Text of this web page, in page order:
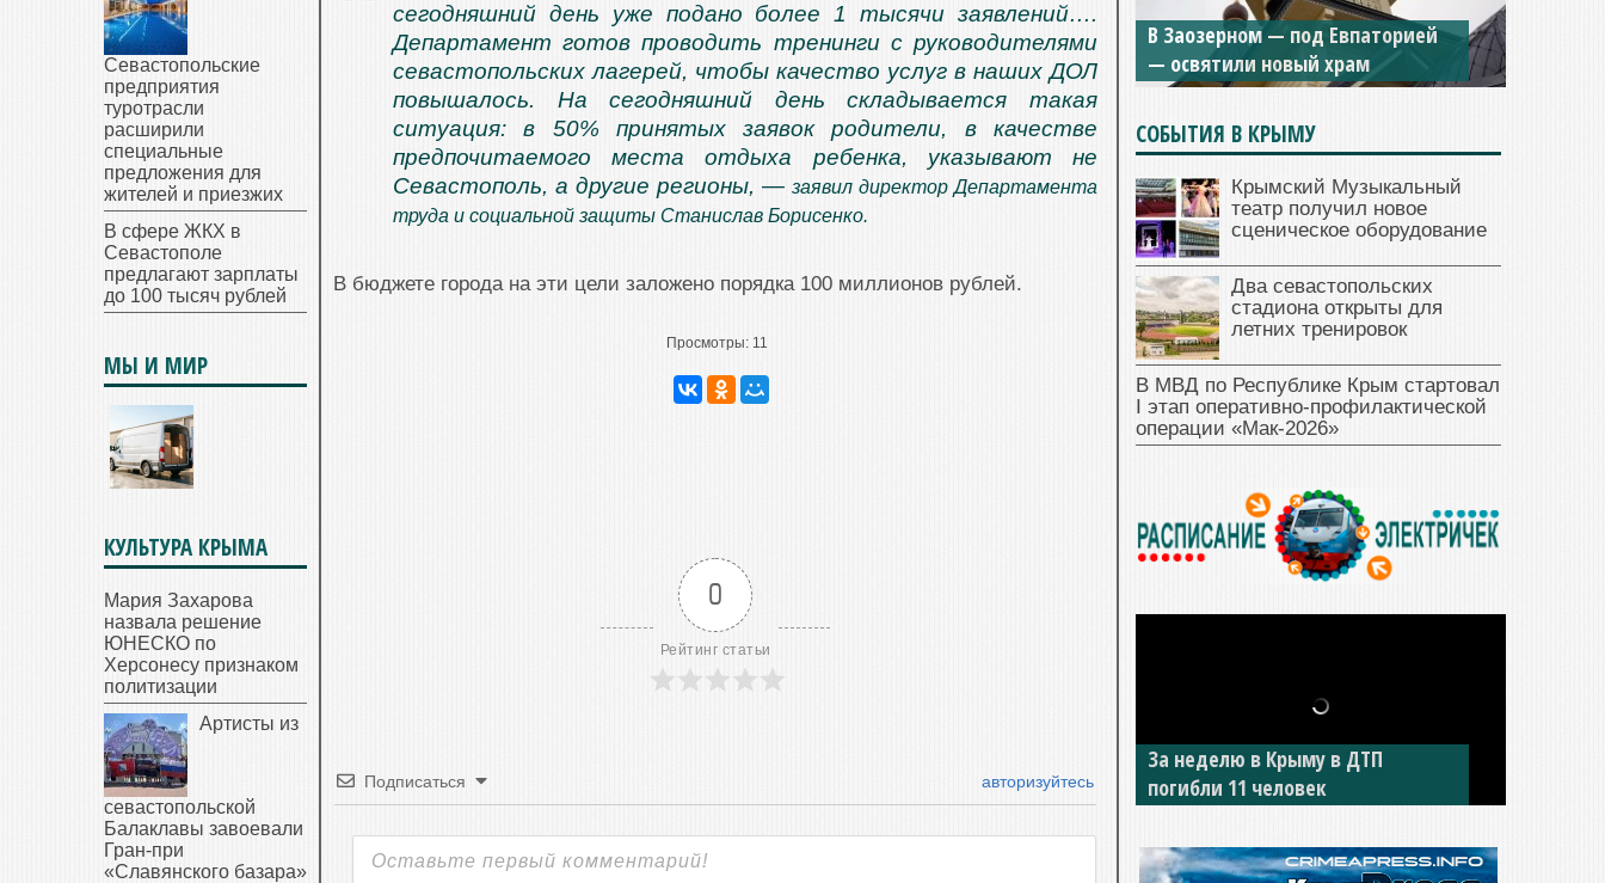
сегодняшний день уже подано более 1 тысячи заявлений….
Департамент готов проводить тренинги с руководителями
севастопольских лагерей, чтобы качество услуг в наших ДОЛ
повышалось. На сегодняшний день складывается такая
ситуация: в 50% принятых заявок родители, в качестве
предпочитаемого места отдыха ребенка, указывают не
Севастополь, а другие регионы, — заявил директор Департамента
труда и социальной защиты Станислав Борисенко.
В бюджете города на эти цели заложено порядка 100 миллионов рублей.
Просмотры: 11
0
Рейтинг статьи
Подписаться авторизуйтесь
Севастопольские
предприятия
туротрасли
расширили
специальные
предложения для
жителей и приезжих
В сфере ЖКХ в
Севастополе
предлагают зарплаты
до 100 тысяч рублей
МЫ И МИР
КУЛЬТУРА КРЫМА
Мария Захарова
назвала решение
ЮНЕСКО по
Херсонесу признаком
политизации
Артисты из
севастопольской
Балаклавы завоевали
Гран-при
«Славянского базара»
В Заозерном — под Евпаторией
— освятили новый храм
СОБЫТИЯ В КРЫМУ
Крымский Музыкальный
театр получил новое
сценическое оборудование
Два севастопольских
стадиона открыты для
летних тренировок
В МВД по Республике Крым стартовал
I этап оперативно‑профилактической
операции «Мак‑2026»
За неделю в Крыму в ДТП
погибли 11 человек